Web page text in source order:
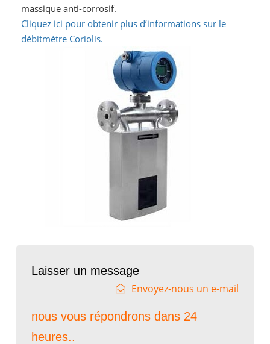
massique anti-corrosif.
Cliquez ici pour obtenir plus d’informations sur le
débitmètre Coriolis.
Laisser un message
Envoyez-nous un e-mail
nous vous répondrons dans 24
heures..